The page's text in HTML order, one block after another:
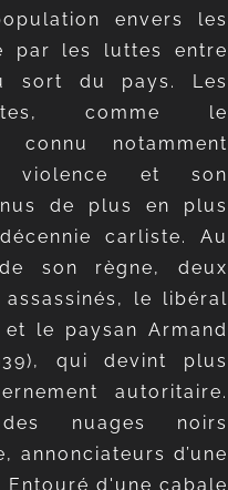
envers les
par les luttes entre
sort du pays. Les
comme le
connu notamment
et son
de plus en plus
carliste. Au
son règne, deux
le libéral
et le paysan Armand
qui devint plus
autoritaire.
nuages noirs
annonciateurs d’une
d'une cabale